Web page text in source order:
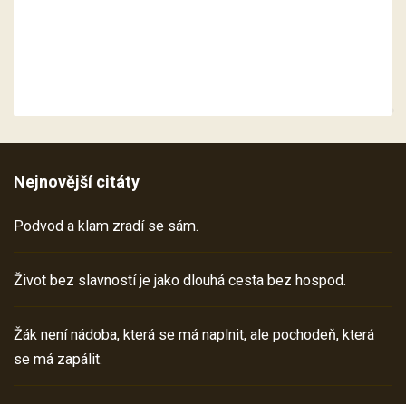
Nejnovější citáty
Podvod a klam zradí se sám.
Život bez slavností je jako dlouhá cesta bez hospod.
Žák není nádoba, která se má naplnit, ale pochodeň, která
se má zapálit.